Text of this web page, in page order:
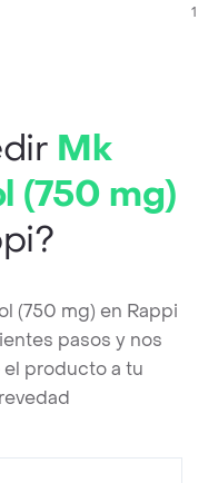
1 X
Mk
(750 mg)
(750 mg) en Rappi
pasos y nos
producto a tu